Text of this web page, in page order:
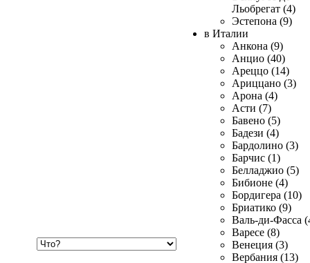
Льобрегат (4)
Эстепона (9)
в Италии
Анкона (9)
Анцио (40)
Ареццо (14)
Ариццано (3)
Арона (4)
Асти (7)
Бавено (5)
Бадези (4)
Бардолино (3)
Барчис (1)
Белладжио (5)
Бибионе (4)
Бордигера (10)
Бриатико (9)
Валь-ди-Фасса
Варесе (8)
Венеция (3)
Вербания (13)